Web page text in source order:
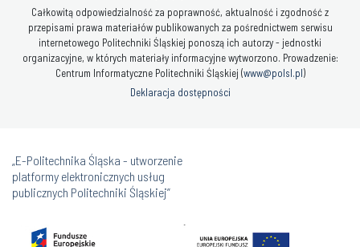
Całkowitą odpowiedzialność za poprawność, aktualność i zgodność z
przepisami prawa materiałów publikowanych za pośrednictwem serwisu
internetowego Politechniki Śląskiej ponoszą ich autorzy - jednostki
organizacyjne, w których materiały informacyjne wytworzono. Prowadzenie:
Centrum Informatyczne Politechniki Śląskiej (www@polsl.pl)
Deklaracja dostępności
„E-Politechnika Śląska - utworzenie
platformy elektronicznych usług
publicznych Politechniki Śląskiej”